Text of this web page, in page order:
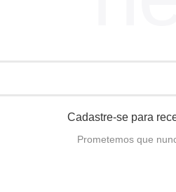
Cadastre-se para
Prometemos que